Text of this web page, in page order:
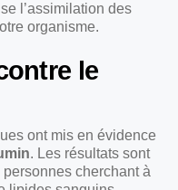
l’assimilation des
organisme.
le
ont mis en évidence
. Les résultats sont
cherchant à